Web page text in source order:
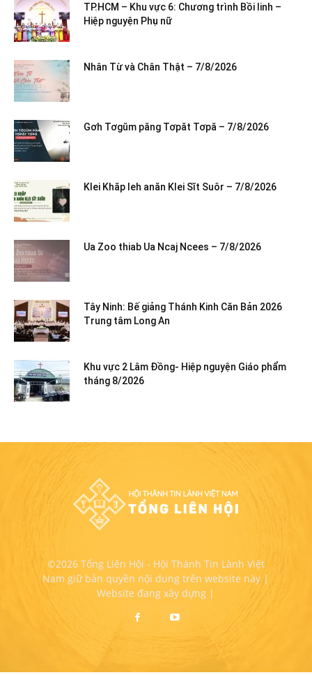
TP.HCM – Khu vực 6: Chương trình Bồi linh –
Hiệp nguyện Phụ nữ
Nhân Từ và Chân Thật – 7/8/2026
Gơh Tơgŭm păng Tơpăt Tơpă – 7/8/2026
Klei Khăp leh anăn Klei Sĭt Suôr – 7/8/2026
Ua Zoo thiab Ua Ncaj Ncees – 7/8/2026
Tây Ninh: Bế giảng Thánh Kinh Căn Bản 2026
Trung tâm Long An
Khu vực 2 Lâm Đồng- Hiệp nguyện Giáo phẩm
tháng 8/2026
©2026 Tổng Liên Hội - Hội Thánh Tin Lành Việt
Nam giữ bản quyền nội dung trên website này |
Website đang xây dựng |